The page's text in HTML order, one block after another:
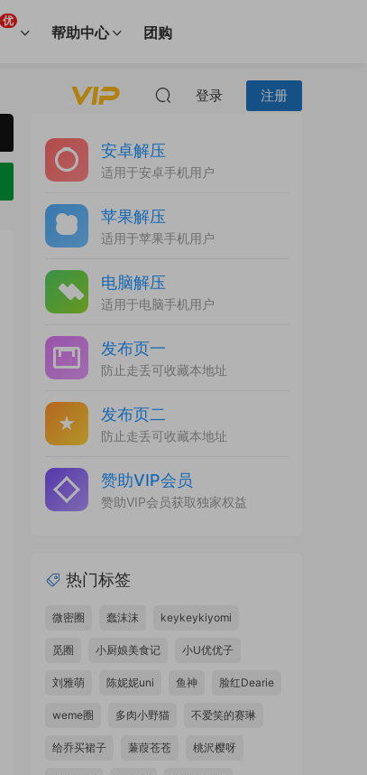
优
帮助中心 团购
登录 注册
安卓解压
适用于安卓手机用户
苹果解压
适用于苹果手机用户
电脑解压
适用于电脑手机用户
发布页一
防止走丢可收藏本地址
发布页二
防止走丢可收藏本地址
赞助VIP会员
赞助VIP会员获取独家权益
热门标签
微密圈 蠢沫沫 keykeykiyomi
觅圈 小厨娘美食记 小U优优子
刘雅萌 陈妮妮uni 鱼神 脸红Dearie
weme圈 多肉小野猫 不爱笑的赛琳
给乔买裙子 蒹葭苍苍 桃沢樱呀